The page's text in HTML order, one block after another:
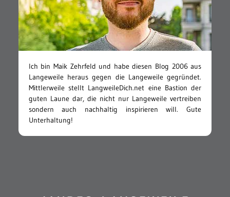
Ich bin Maik Zehrfeld und habe diesen Blog 2006 aus
Langeweile heraus gegen die Langeweile gegründet.
Mittlerweile stellt LangweileDich.net eine Bastion der
guten Laune dar, die nicht nur Langeweile vertreiben
sondern auch nachhaltig inspirieren will. Gute
Unterhaltung!